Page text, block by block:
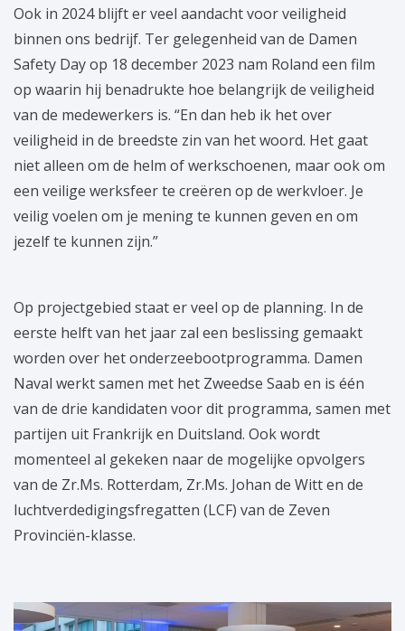
Ook in 2024 blijft er veel aandacht voor veiligheid
binnen ons bedrijf. Ter gelegenheid van de Damen
Safety Day op 18 december 2023 nam Roland een film
op waarin hij benadrukte hoe belangrijk de veiligheid
van de medewerkers is. “En dan heb ik het over
veiligheid in de breedste zin van het woord. Het gaat
niet alleen om de helm of werkschoenen, maar ook om
een veilige werksfeer te creëren op de werkvloer. Je
veilig voelen om je mening te kunnen geven en om
jezelf te kunnen zijn.”
Op projectgebied staat er veel op de planning. In de
eerste helft van het jaar zal een beslissing gemaakt
worden over het onderzeebootprogramma. Damen
Naval werkt samen met het Zweedse Saab en is één
van de drie kandidaten voor dit programma, samen met
partijen uit Frankrijk en Duitsland. Ook wordt
momenteel al gekeken naar de mogelijke opvolgers
van de Zr.Ms. Rotterdam, Zr.Ms. Johan de Witt en de
luchtverdedigingsfregatten (LCF) van de Zeven
Provinciën-klasse.